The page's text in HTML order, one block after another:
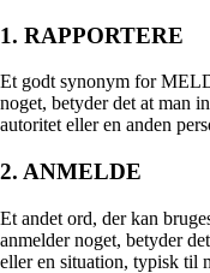
1. RAPPORTERE
Et godt synonym for
noget, betyder det at man
autoritet eller en anden
2. ANMELDE
Et andet ord, der kan
anmelder noget, betyder
eller en situation, typisk til